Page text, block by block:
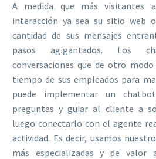
A medida que más visitantes
interacción ya sea su sitio web
cantidad de sus mensajes
pasos agigantados. Los
conversaciones que de otro
tiempo de sus empleados para
puede implementar un
preguntas y guiar al cliente a
luego conectarlo con el agente
actividad. Es decir, usamos
más especializadas y de valor